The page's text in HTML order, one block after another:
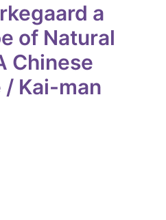
a
of Natural
Chinese
Kai-man